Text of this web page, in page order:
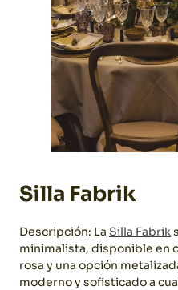
Silla Fabrik
Descripción: La Silla Fabrik
minimalista, disponible en
rosa y una opción
moderno y sofisticado a